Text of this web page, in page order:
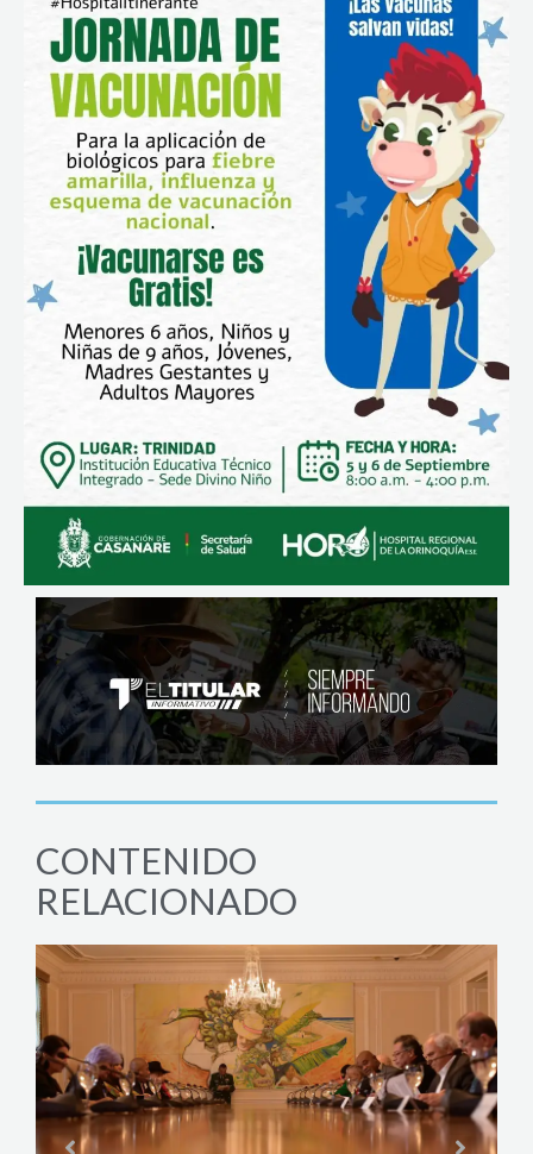
CONTENIDO
RELACIONADO